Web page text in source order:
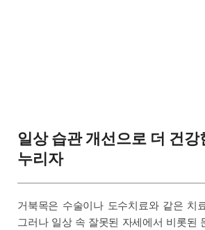
일상 습관 개선으로 더 건강
누리자
거북목은 수술이나 도수치료와 같은 치
그러나 일상 속 잘못된 자세에서 비롯된